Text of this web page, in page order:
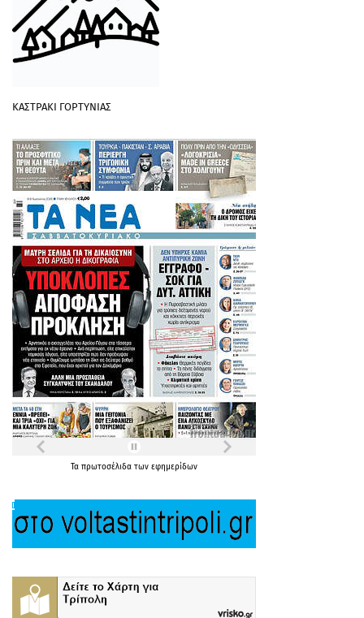
ΚΑΣΤΡΑΚΙ ΓΟΡΤΥΝΙΑΣ
Τα πρωτοσέλιδα των εφημερίδων